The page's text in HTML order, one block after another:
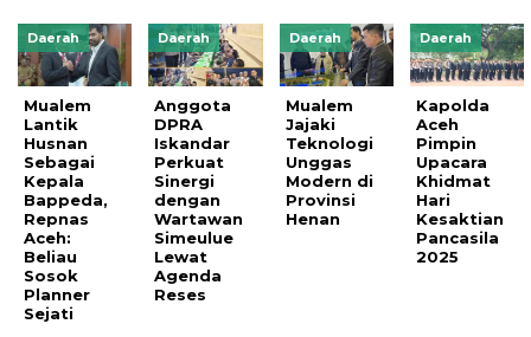
Daerah
Mualem
Lantik
Husnan
Sebagai
Kepala
Bappeda,
Repnas
Aceh:
Beliau
Sosok
Planner
Sejati
Daerah
Anggota
DPRA
Iskandar
Perkuat
Sinergi
dengan
Wartawan
Simeulue
Lewat
Agenda
Reses
Daerah
Mualem
Jajaki
Teknologi
Unggas
Modern di
Provinsi
Henan
Daerah
Kapolda
Aceh
Pimpin
Upacara
Khidmat
Hari
Kesaktian
Pancasila
2025